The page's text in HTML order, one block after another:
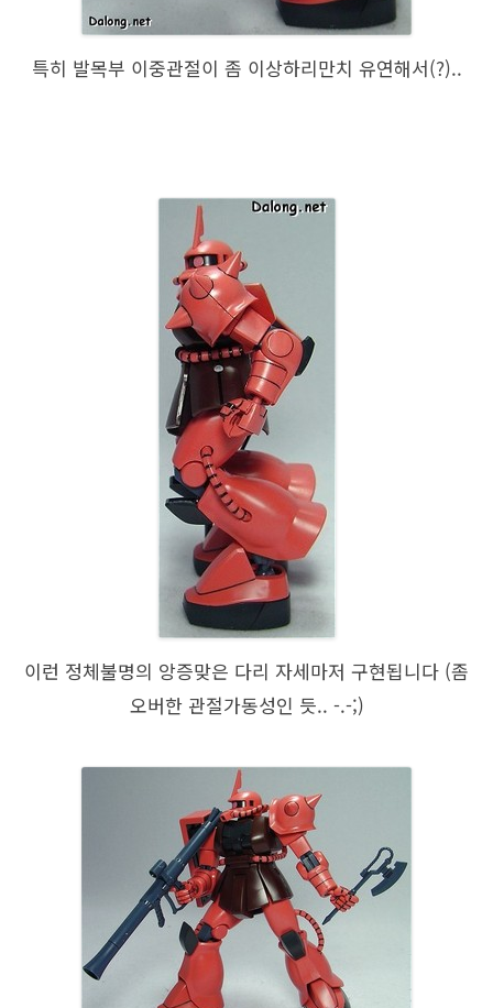
특히 발목부 이중관절이 좀 이상하리만치 유연해서(?)..
이런 정체불명의 앙증맞은 다리 자세마저 구현됩니다 (좀
오버한 관절가동성인 듯.. -.-;)